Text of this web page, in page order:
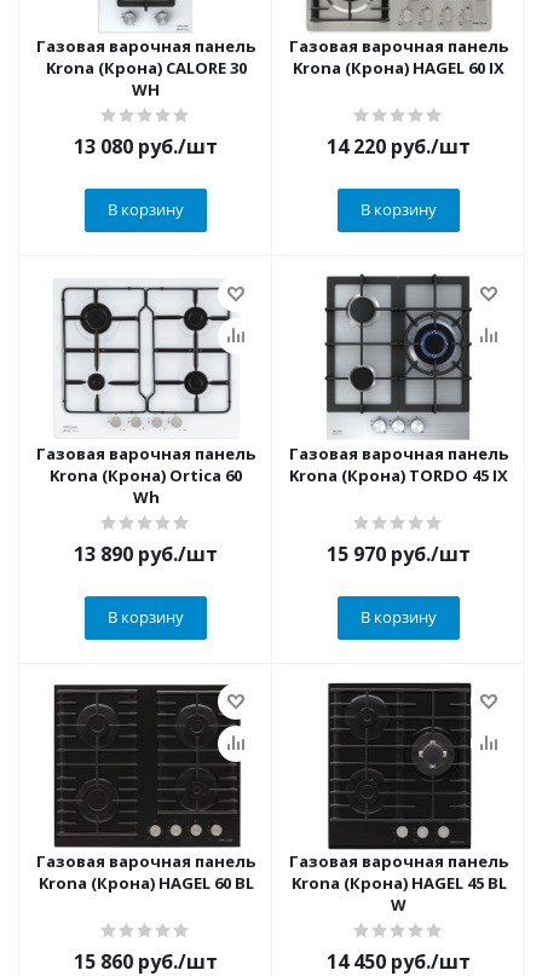
Газовая варочная панель
Krona (Крона) CALORE 30
WH
13 080 руб./шт
В корзину
Газовая варочная панель
Krona (Крона) HAGEL 60 IX
14 220 руб./шт
В корзину
Газовая варочная панель
Krona (Крона) Ortica 60
Wh
13 890 руб./шт
В корзину
Газовая варочная панель
Krona (Крона) TORDO 45 IX
15 970 руб./шт
В корзину
Газовая варочная панель
Krona (Крона) HAGEL 60 BL
15 860 руб./шт
Газовая варочная панель
Krona (Крона) HAGEL 45 BL
W
14 450 руб./шт